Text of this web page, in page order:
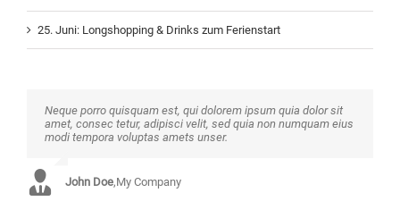
25. Juni: Longshopping & Drinks zum Ferienstart
Neque porro quisquam est, qui dolorem ipsum quia dolor sit
amet, consec tetur, adipisci velit, sed quia non numquam eius
modi tempora voluptas amets unser.
John Doe,My Company
Aliquam erat volutpat. Quisque at est id ligula facilisis laoreet
eget pulvinar nibh. Suspendisse at ultrices dui. Curabitur ac
felis arcu sadips ipsums fugiats nemis.
Luke Beck,Theme Fusion